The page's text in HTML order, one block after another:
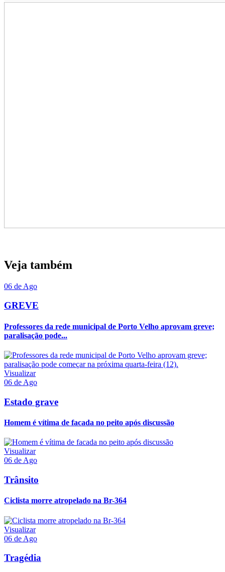
Veja também
06 de Ago
GREVE
Professores da rede municipal de Porto Velho aprovam greve;
paralisação pode...
Visualizar
06 de Ago
Estado grave
Homem é vítima de facada no peito após discussão
Visualizar
06 de Ago
Trânsito
Ciclista morre atropelado na Br-364
Visualizar
06 de Ago
Tragédia